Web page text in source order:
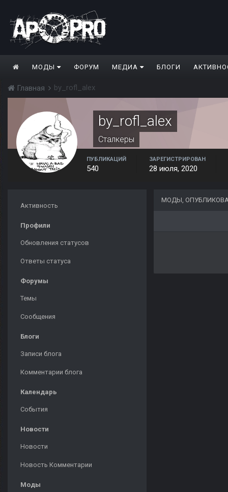
МОДЫ ФОРУМ МЕДИА БЛОГИ
Главная by_rofl_alex
by_rofl_alex
Сталкеры
ПУБЛИКАЦИЙ
540
ЗАРЕГИСТРИРОВАН
28 июля, 2020
Активность
Профили
Обновления статусов
Ответы статуса
Форумы
Темы
Сообщения
Блоги
Записи блога
Комментарии блога
Календарь
События
Новости
Новости
Новость Комментарии
Моды
МОДЫ,